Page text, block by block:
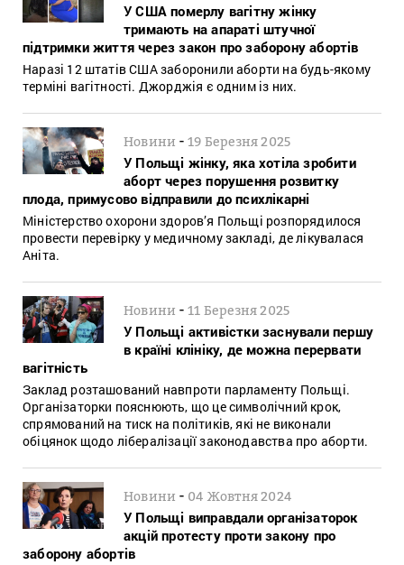
У США померлу вагітну жінку
тримають на апараті штучної
підтримки життя через закон про заборону абортів
Наразі 12 штатів США заборонили аборти на будь-якому
терміні вагітності. Джорджія є одним із них.
Новини -19 Березня 2025
У Польщі жінку, яка хотіла зробити
аборт через порушення розвитку
плода, примусово відправили до психлікарні
Міністерство охорони здоров’я Польщі розпорядилося
провести перевірку у медичному закладі, де лікувалася
Аніта.
Новини -11 Березня 2025
У Польщі активістки заснували першу
в країні клініку, де можна перервати
вагітність
Заклад розташований навпроти парламенту Польщі.
Організаторки пояснюють, що це символічний крок,
спрямований на тиск на політиків, які не виконали
обіцянок щодо лібералізації законодавства про аборти.
Новини - 04 Жовтня 2024
У Польщі виправдали організаторок
акцій протесту проти закону про
заборону абортів